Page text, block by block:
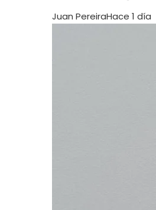
Juan PereiraHace 1 día